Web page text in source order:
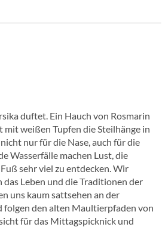
duftet. Ein Hauch von Rosmarin
weißen Tupfen die Steilhänge in
nur für die Nase, auch für die
Wasserfälle machen Lust, die
sehr viel zu entdecken. Wir
Leben und die Traditionen der
uns kaum sattsehen an der
folgen den alten Maultierpfaden von
für das Mittagspicknick und